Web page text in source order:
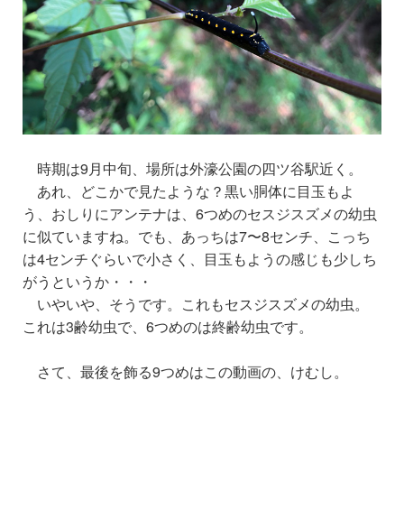
時期は9月中旬、場所は外濠公園の四ツ谷駅近く。
あれ、どこかで見たような？黒い胴体に目玉もよ
う、おしりにアンテナは、6つめのセスジスズメの幼虫
に似ていますね。でも、あっちは7〜8センチ、こっち
は4センチぐらいで小さく、目玉もようの感じも少しち
がうというか・・・
いやいや、 そうです。 これもセスジスズメの幼虫。
これは3齢幼虫で、6つめのは終齢幼虫です。
さて、最後を飾る9つめはこの動画の、けむし。